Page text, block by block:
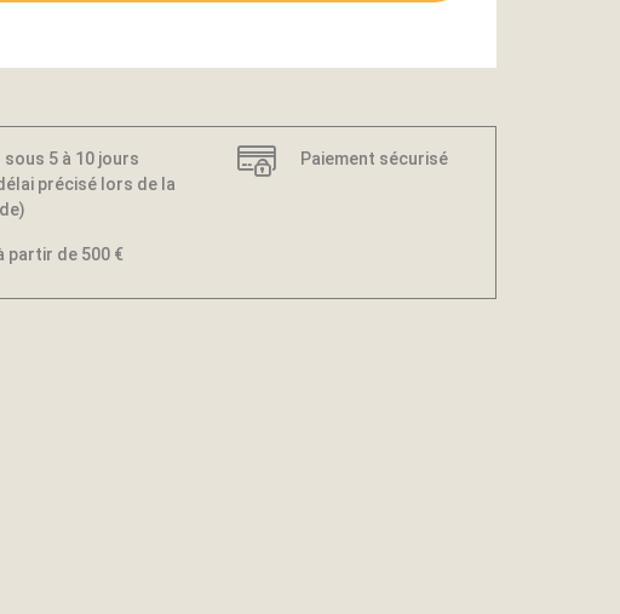
sous 5 à 10 jours
précisé lors de la
Paiement sécurisé
partir de 500 €